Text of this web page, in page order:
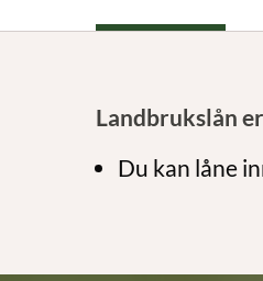
Landbrukslån
Du kan låne